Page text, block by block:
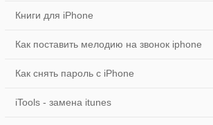
Книги для iPhone
Как поставить мелодию на звонок iphone
Как снять пароль с iPhone
iTools - замена itunes